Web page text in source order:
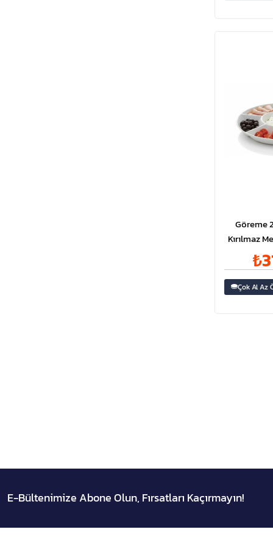
Göreme
Kırılmaz
Yuvarlak
Çok Al Az
E-Bültenimize Abone Olun, Fırsatları Kaçırmayın!